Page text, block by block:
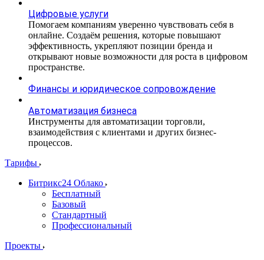
Цифровые услуги
Помогаем компаниям уверенно чувствовать себя в
онлайне. Создаём решения, которые повышают
эффективность, укрепляют позиции бренда и
открывают новые возможности для роста в цифровом
пространстве.
Финансы и юридическое сопровождение
Автоматизация бизнеса
Инструменты для автоматизации торговли,
взаимодействия с клиентами и других бизнес-
процессов.
Тарифы
Битрикс24 Облако
Бесплатный
Базовый
Стандартный
Профессиональный
Проекты